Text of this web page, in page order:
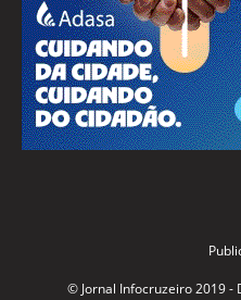
© Jornal Infocruzeiro 2019 -